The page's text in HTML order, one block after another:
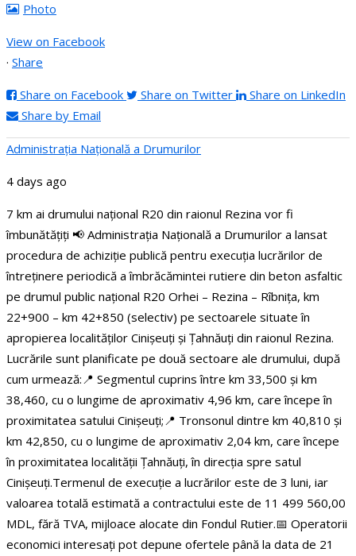
Photo
View on Facebook
· Share
Share on Facebook Share on Twitter
Share on LinkedIn
Share by Email
Administraţia Națională a Drumurilor
4 days ago
7 km ai drumului național R20 din raionul Rezina vor fi
îmbunătățiți 📢 Administrația Națională a Drumurilor a lansat
procedura de achiziție publică pentru execuția lucrărilor de
întreținere periodică a îmbrăcămintei rutiere din beton asfaltic
pe drumul public național R20 Orhei – Rezina – Rîbnița, km
22+900 – km 42+850 (selectiv) pe sectoarele situate în
apropierea localităților Cinișeuți și Țahnăuți din raionul Rezina.
Lucrările sunt planificate pe două sectoare ale drumului, după
cum urmează:📍 Segmentul cuprins între km 33,500 și km
38,460, cu o lungime de aproximativ 4,96 km, care începe în
proximitatea satului Cinișeuți;📍 Tronsonul dintre km 40,810 și
km 42,850, cu o lungime de aproximativ 2,04 km, care începe
în proximitatea localității Țahnăuți, în direcția spre satul
Cinișeuți.Termenul de execuție a lucrărilor este de 3 luni, iar
valoarea totală estimată a contractului este de 11 499 560,00
MDL, fără TVA, mijloace alocate din Fondul Rutier.📅 Operatorii
economici interesați pot depune ofertele până la data de 21